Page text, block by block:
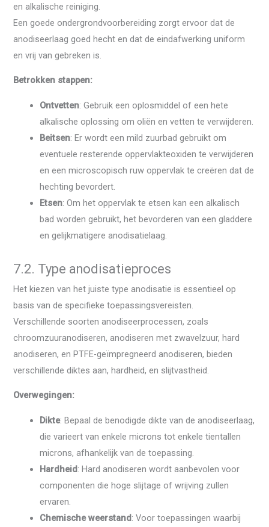
en alkalische reiniging.
Een goede ondergrondvoorbereiding zorgt ervoor dat de
anodiseerlaag goed hecht en dat de eindafwerking uniform
en vrij van gebreken is.
Betrokken stappen:
Ontvetten: Gebruik een oplosmiddel of een hete
alkalische oplossing om oliën en vetten te verwijderen.
Beitsen: Er wordt een mild zuurbad gebruikt om
eventuele resterende oppervlakteoxiden te verwijderen
en een microscopisch ruw oppervlak te creëren dat de
hechting bevordert.
Etsen: Om het oppervlak te etsen kan een alkalisch
bad worden gebruikt, het bevorderen van een gladdere
en gelijkmatigere anodisatielaag.
7.2. Type anodisatieproces
Het kiezen van het juiste type anodisatie is essentieel op
basis van de specifieke toepassingsvereisten.
Verschillende soorten anodiseerprocessen, zoals
chroomzuuranodiseren, anodiseren met zwavelzuur, hard
anodiseren, en PTFE-geïmpregneerd anodiseren, bieden
verschillende diktes aan, hardheid, en slijtvastheid.
Overwegingen:
Dikte: Bepaal de benodigde dikte van de anodiseerlaag,
die varieert van enkele microns tot enkele tientallen
microns, afhankelijk van de toepassing.
Hardheid: Hard anodiseren wordt aanbevolen voor
componenten die hoge slijtage of wrijving zullen
ervaren.
Chemische weerstand: Voor toepassingen waarbij